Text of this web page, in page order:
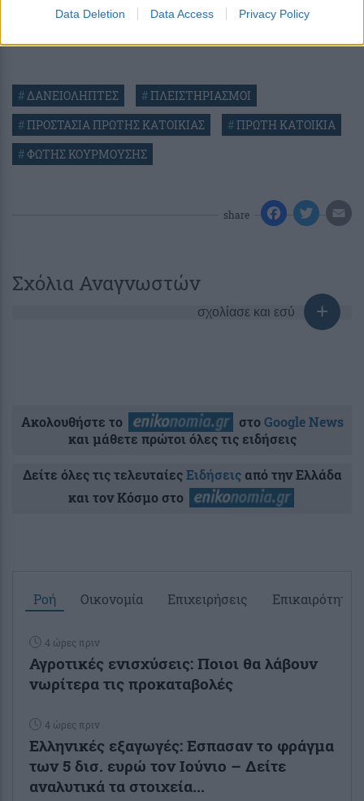
Data Deletion Data Access Privacy Policy
# ΔΑΝΕΙΟΛΗΠΤΕΣ #ΠΛΕΙΣΤΗΡΙΑΣΜΟΙ
#ΠΡΟΣΤΑΣΙΑ ΠΡΩΤΗΣ ΚΑΤΟΙΚΙΑΣ #ΠΡΩΤΗ ΚΑΤΟΙΚΙΑ
#ΦΩΤΗΣ ΚΟΥΡΜΟΥΣΗΣ
share
Σχόλια Αναγνωστών
σχολίασε και εσύ
Ακολουθήστε το στοGoogle News
και μάθετε πρώτοι όλες τις ειδήσεις
Δείτε όλες τις τελευταίεςΕιδήσειςαπό την Ελλάδα
και τον Κόσμο στο
Ροή Οικονομία Επιχειρήσεις Επικαιρότητα
4 ώρες πριν
Αγροτικές ενισχύσεις: Ποιοι θα λάβουν
νωρίτερα τις προκαταβολές
4 ώρες πριν
Ελληνικές εξαγωγές: Εσπασαν το φράγμα
των 5 δισ. ευρώ τον Ιούνιο – Δείτε
αναλυτικά τα στοιχεία...